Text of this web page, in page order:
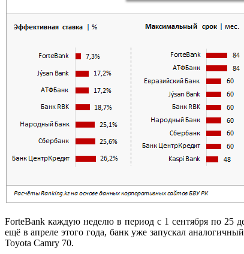
ForteBank каждую неделю в период с 1 сентября по 25
ещё в апреле этого года, банк уже запускал
Toyota Camry 70.